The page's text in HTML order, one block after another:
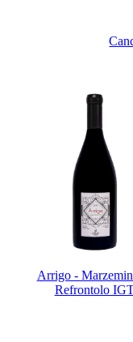
Arrigo -
Refrontolo